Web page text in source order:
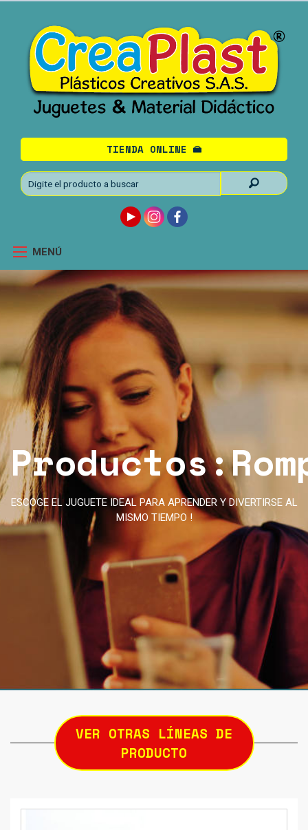
TIENDA ONLINE
MENÚ
ESCOGE EL JUGUETE IDEAL PARA APRENDER Y DIVERTIRSE AL
MISMO TIEMPO !
VER OTRAS LÍNEAS DE
PRODUCTO